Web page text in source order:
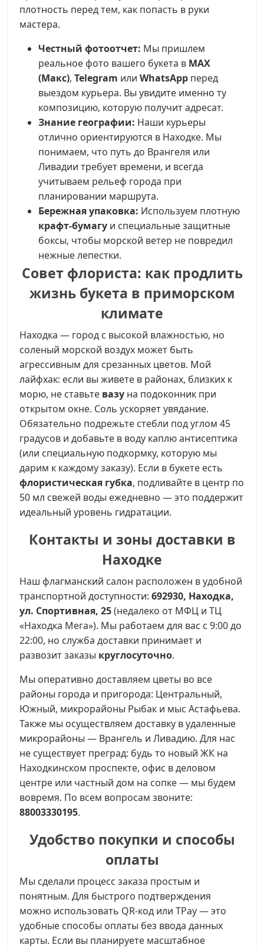
плотность перед тем, как попасть в руки
мастера.
Честный фотоотчет: Мы пришлем
реальное фото вашего букета в MAX
(Макс), Telegram или WhatsApp перед
выездом курьера. Вы увидите именно ту
композицию, которую получит адресат.
Знание географии: Наши курьеры
отлично ориентируются в Находке. Мы
понимаем, что путь до Врангеля или
Ливадии требует времени, и всегда
учитываем рельеф города при
планировании маршрута.
Бережная упаковка: Используем плотную
крафт-бумагу и специальные защитные
боксы, чтобы морской ветер не повредил
нежные лепестки.
Совет флориста: как продлить
жизнь букета в приморском
климате
Находка — город с высокой влажностью, но
соленый морской воздух может быть
агрессивным для срезанных цветов. Мой
лайфхак: если вы живете в районах, близких к
морю, не ставьте вазу на подоконник при
открытом окне. Соль ускоряет увядание.
Обязательно подрежьте стебли под углом 45
градусов и добавьте в воду каплю антисептика
(или специальную подкормку, которую мы
дарим к каждому заказу). Если в букете есть
флористическая губка, подливайте в центр по
50 мл свежей воды ежедневно — это поддержит
идеальный уровень гидратации.
Контакты и зоны доставки в
Находке
Наш флагманский салон расположен в удобной
транспортной доступности: 692930, Находка,
ул. Спортивная, 25(недалеко от МФЦ и ТЦ
«Находка Мега»). Мы работаем для вас с 9:00 до
22:00, но служба доставки принимает и
развозит заказы круглосуточно.
Мы оперативно доставляем цветы во все
районы города и пригорода: Центральный,
Южный, микрорайоны Рыбак и мыс Астафьева.
Также мы осуществляем доставку в удаленные
микрорайоны — Врангель и Ливадию. Для нас
не существует преград: будь то новый ЖК на
Находкинском проспекте, офис в деловом
центре или частный дом на сопке — мы будем
вовремя. По всем вопросам звоните:
88003330195.
Удобство покупки и способы
оплаты
Мы сделали процесс заказа простым и
понятным. Для быстрого подтверждения
можно использовать QR-код или TPay — это
удобные способы оплаты без ввода данных
карты. Если вы планируете масштабное